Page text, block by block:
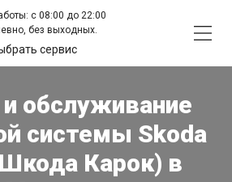
с 08:00 до 22:00
без выходных.
сервис
обслуживание
системы Skoda
Карок) в